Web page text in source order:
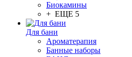
Биокамины
+ ЕЩЕ 5
Для бани
Ароматерапия
Банные наборы